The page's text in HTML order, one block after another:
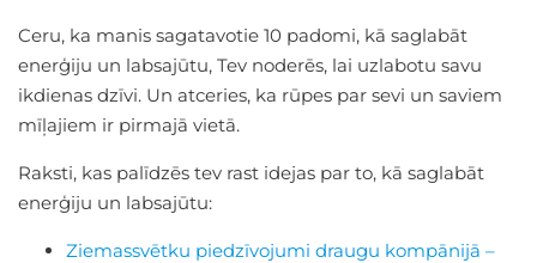
Ceru, ka manis sagatavotie 10 padomi, kā saglabāt
enerģiju un labsajūtu, Tev noderēs, lai uzlabotu savu
ikdienas dzīvi. Un atceries, ka rūpes par sevi un saviem
mīļajiem ir pirmajā vietā.
Raksti, kas palīdzēs tev rast idejas par to, kā saglabāt
enerģiju un labsajūtu:
Ziemassvētku piedzīvojumi draugu kompānijā –